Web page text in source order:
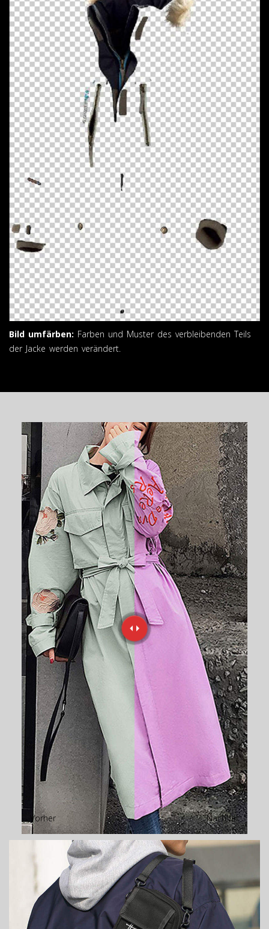
Bild umfärben: Farben und Muster des verbleibenden Teils
der Jacke werden verändert.
Nachher
Vorher